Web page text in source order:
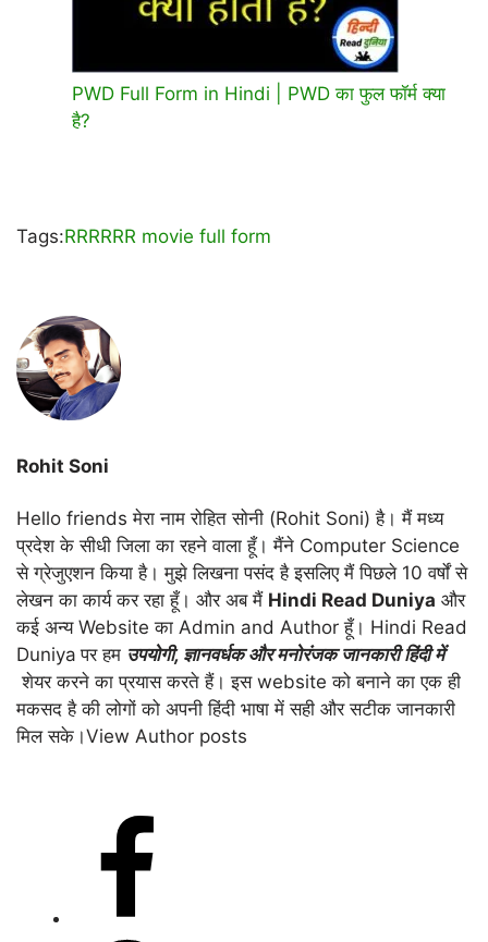
PWD Full Form in Hindi | PWD का फुल फॉर्म क्या
है?
Tags:RRRRRR movie full form
Rohit Soni
Hello friends मेरा नाम रोहित सोनी (Rohit Soni) है। मैं मध्य
प्रदेश के सीधी जिला का रहने वाला हूँ। मैंने Computer Science
से ग्रेजुएशन किया है। मुझे लिखना पसंद है इसलिए मैं पिछले 10 वर्षों से
लेखन का कार्य कर रहा हूँ। और अब मैं Hindi Read Duniya और
कई अन्य Website का Admin and Author हूँ। Hindi Read
Duniya पर हम उपयोगी, ज्ञानवर्धक और मनोरंजक जानकारी हिंदी में
शेयर करने का प्रयास करते हैं। इस website को बनाने का एक ही
मकसद है की लोगों को अपनी हिंदी भाषा में सही और सटीक जानकारी
मिल सके।View Author posts